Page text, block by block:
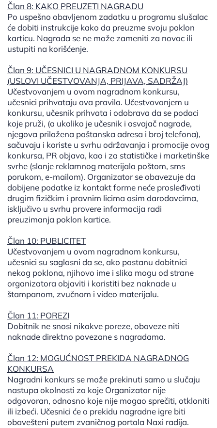
Član 8: KAKO PREUZETI NAGRADU
Po uspešno obavljenom zadatku u programu slušalac
će dobiti instrukcije kako da preuzme svoju poklon
karticu. Nagrada se ne može zameniti za novac ili
ustupiti na korišćenje.
Član 9: UČESNICI U NAGRADNOM KONKURSU
(USLOVI UČESTVOVANJA, PRIJAVA, SADRŽAJ)
Učestvovanjem u ovom nagradnom konkursu,
učesnici prihvataju ova pravila. Učestvovanjem u
konkursu, učesnik prihvata i odobrava da se podaci
koje pruži, (a ukoliko je učesnik i osvajač nagrade,
njegova priložena poštanska adresa i broj telefona),
sačuvaju i koriste u svrhu održavanja i promocije ovog
konkursa, PR objava, kao i za statističke i marketinške
svrhe (slanje reklamnog materijala poštom, sms
porukom, e-mailom). Organizator se obavezuje da
dobijene podatke iz kontakt forme neće prosleđivati
drugim fizičkim i pravnim licima osim darodavcima,
isključivo u svrhu provere informacija radi
preuzimanja poklon kartice.
Član 10: PUBLICITET
Učestvovanjem u ovom nagradnom konkursu,
učesnici su saglasni da se, ako postanu dobitnici
nekog poklona, njihovo ime i slika mogu od strane
organizatora objaviti i koristiti bez naknade u
štampanom, zvučnom i video materijalu.
Član 11: POREZI
Dobitnik ne snosi nikakve poreze, obaveze niti
naknade direktno povezane s nagradama.
Član 12: MOGUĆNOST PREKIDA NAGRADNOG
KONKURSA
Nagradni konkurs se može prekinuti samo u slučaju
nastupa okolnosti za koje Organizator nije
odgovoran, odnosno koje nije mogao sprečiti, otkloniti
ili izbeći. Učesnici će o prekidu nagradne igre biti
obavešteni putem zvaničnog portala Naxi radija.